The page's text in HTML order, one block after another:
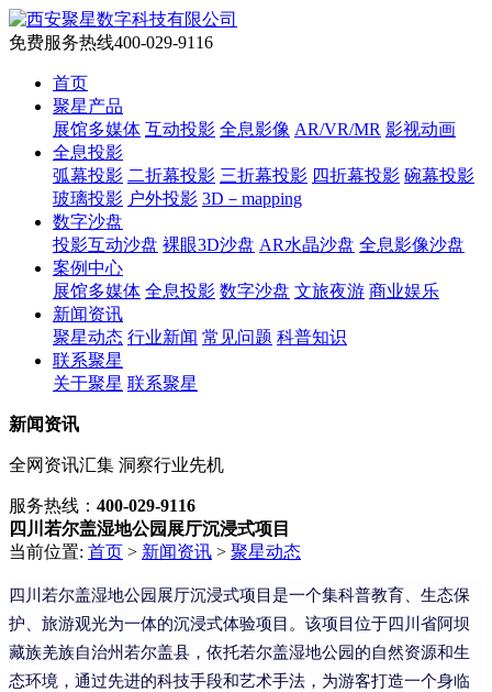
免费服务热线400-029-9116
首页
聚星产品
展馆多媒体 互动投影 全息影像 AR/VR/MR 影视动画
全息投影
弧幕投影 二折幕投影 三折幕投影 四折幕投影 碗幕投影
玻璃投影 户外投影 3D－mapping
数字沙盘
投影互动沙盘 裸眼3D沙盘 AR水晶沙盘 全息影像沙盘
案例中心
展馆多媒体 全息投影 数字沙盘 文旅夜游 商业娱乐
新闻资讯
聚星动态 行业新闻 常见问题 科普知识
联系聚星
关于聚星 联系聚星
新闻资讯
全网资讯汇集 洞察行业先机
服务热线： 400-029-9116
四川若尔盖湿地公园展厅沉浸式项目
当前位置: 首页 > 新闻资讯 > 聚星动态
四川若尔盖湿地公园展厅沉浸式项目是一个集科普教育、生态保
护、旅游观光为一体的沉浸式体验项目。该项目位于四川省阿坝
藏族羌族自治州若尔盖县，依托若尔盖湿地公园的自然资源和生
态环境，通过先进的科技手段和艺术手法，为游客打造一个身临